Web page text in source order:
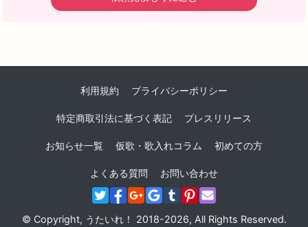
利用規約 プライバシーポリシー
特定商取引法に基づく表記 プレスリリース
お知らせ一覧 仮歌・歌入れコラム 初めての方
よくある質問 お問い合わせ
© Copyright, うたいれ！ 2018-2026, All Rights Reserved.